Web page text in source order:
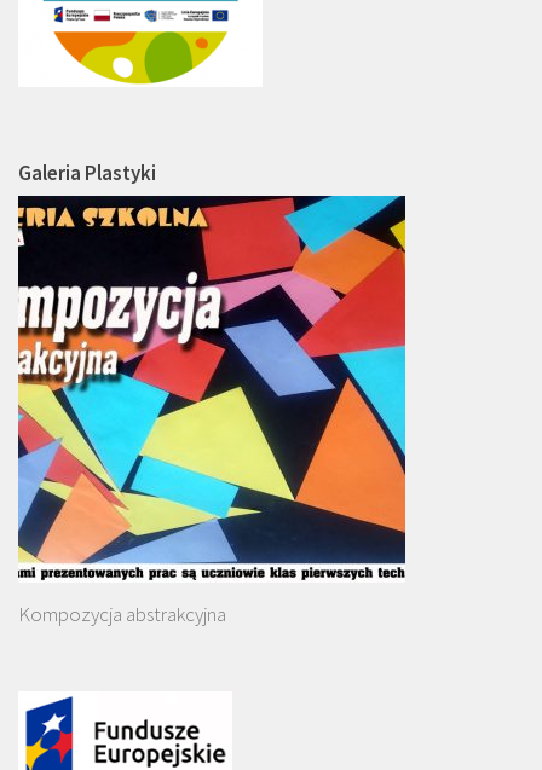
Galeria Plastyki
Kompozycja abstrakcyjna